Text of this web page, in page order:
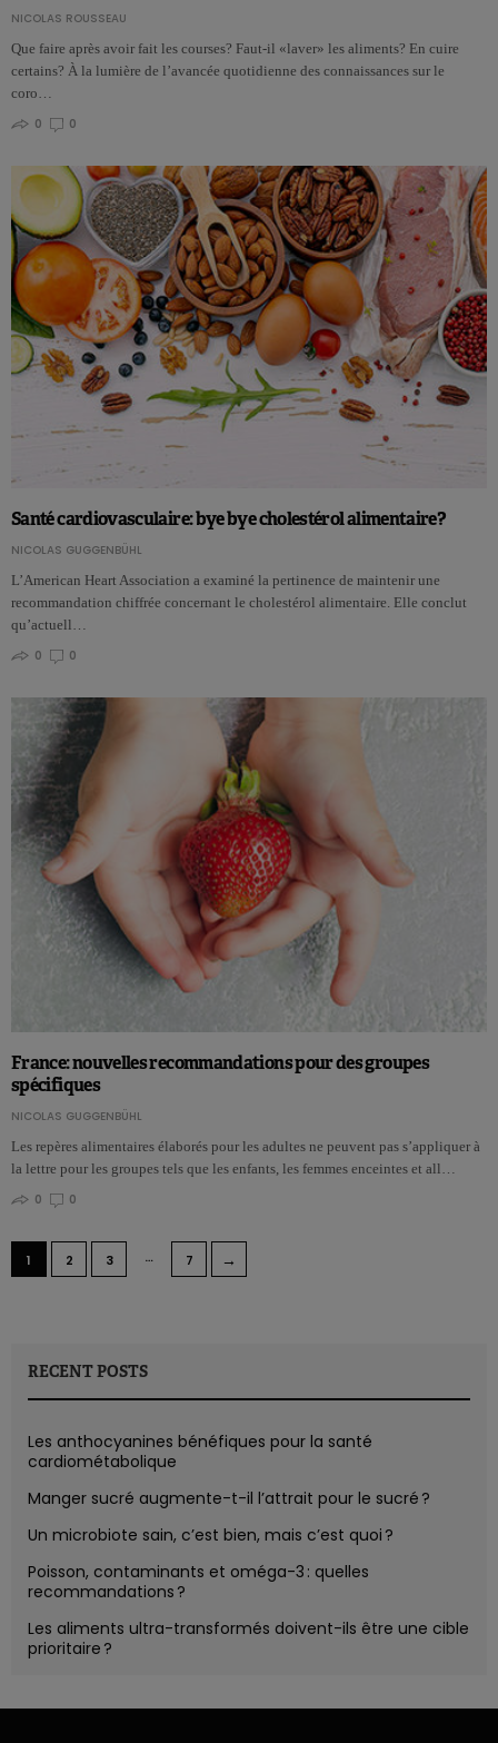
NICOLAS ROUSSEAU
Que faire après avoir fait les courses? Faut-il «laver» les aliments? En cuire
certains? À la lumière de l’avancée quotidienne des connaissances sur le
coro…
0
0
Santé cardiovasculaire: bye bye cholestérol alimentaire?
NICOLAS GUGGENBÜHL
L’American Heart Association a examiné la pertinence de maintenir une
recommandation chiffrée concernant le cholestérol alimentaire. Elle conclut
qu’actuell…
0
0
France: nouvelles recommandations pour des groupes
spécifiques
NICOLAS GUGGENBÜHL
Les repères alimentaires élaborés pour les adultes ne peuvent pas s’appliquer à
la lettre pour les groupes tels que les enfants, les femmes enceintes et all…
0
0
1 2 3 … 7 →
RECENT POSTS
Les anthocyanines bénéfiques pour la santé
cardiométabolique
Manger sucré augmente-t-il l’attrait pour le sucré ?
Un microbiote sain, c’est bien, mais c’est quoi ?
Poisson, contaminants et oméga-3 : quelles
recommandations ?
Les aliments ultra-transformés doivent-ils être une cible
prioritaire ?